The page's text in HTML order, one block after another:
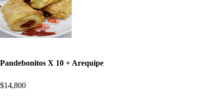
Pandebonitos X 10 + Arequipe
$14,800